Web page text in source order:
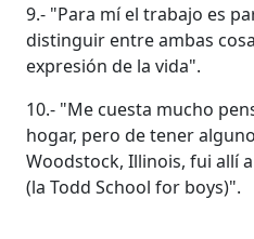
9.- "Para mí el trabajo es
distinguir entre ambas
expresión de la vida".
10.- "Me cuesta mucho
hogar, pero de tener
Woodstock, Illinois, fui allí
(la Todd School for boys)".